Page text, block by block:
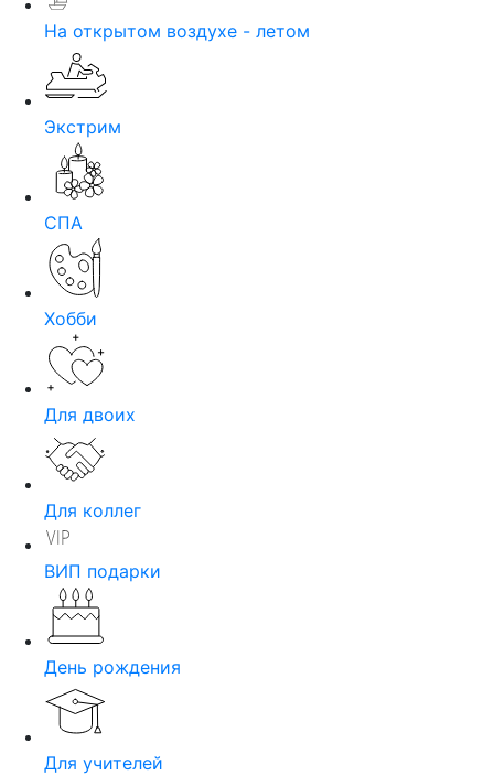
На открытом воздухе - летом
Экстрим
СПА
Хобби
Для двоих
Для коллег
ВИП подарки
День рождения
Для учителей